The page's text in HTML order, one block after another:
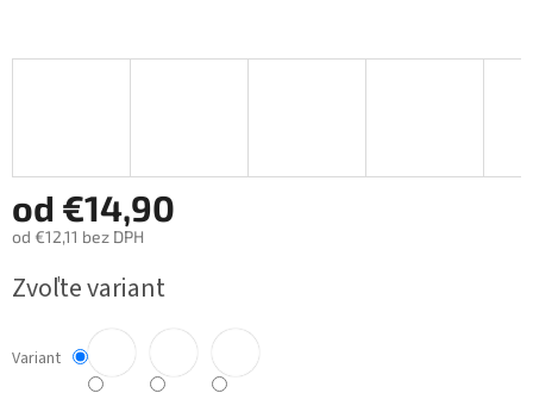
od €14,90
od €12,11 bez DPH
cena:
Zvoľte variant
Variant